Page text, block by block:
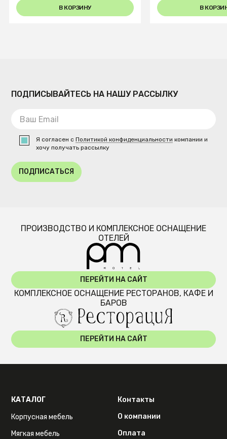
В КОРЗИНУ В
ПОДПИСЫВАЙТЕСЬ НА НАШУ РАССЫЛКУ
Я согласен сПолитикой конфиденциальности компании и
хочу получать рассылку
ПОДПИСАТЬСЯ
ПРОИЗВОДСТВО И КОМПЛЕКСНОЕ ОСНАЩЕНИЕ
ОТЕЛЕЙ
ПЕРЕЙТИ НА САЙТ
КОМПЛЕКСНОЕ ОСНАЩЕНИЕ РЕСТОРАНОВ, КАФЕ И
БАРОВ
ПЕРЕЙТИ НА САЙТ
КАТАЛОГ
Корпусная мебель
Мягкая мебель
Контакты
О компании
Оплата